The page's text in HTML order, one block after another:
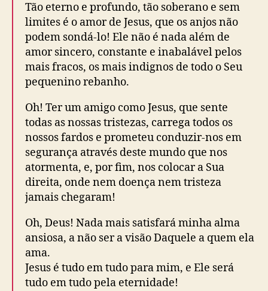
Tão eterno e profundo, tão soberano e sem
limites é o amor de Jesus, que os anjos não
podem sondá-lo! Ele não é nada além de
amor sincero, constante e inabalável pelos
mais fracos, os mais indignos de todo o Seu
pequenino rebanho.
Oh! Ter um amigo como Jesus, que sente
todas as nossas tristezas, carrega todos os
nossos fardos e prometeu conduzir-nos em
segurança através deste mundo que nos
atormenta, e, por fim, nos colocar a Sua
direita, onde nem doença nem tristeza
jamais chegaram!
Oh, Deus! Nada mais satisfará minha alma
ansiosa, a não ser a visão Daquele a quem ela
ama.
Jesus é tudo em tudo para mim, e Ele será
tudo em tudo pela eternidade!